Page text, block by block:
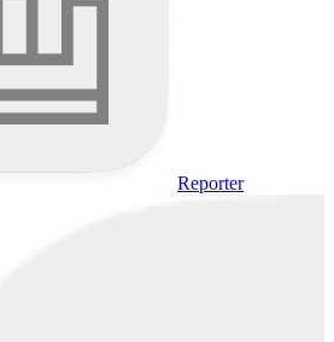
Reporter